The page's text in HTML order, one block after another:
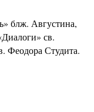
блж. Августина,
св.
Феодора Студита.